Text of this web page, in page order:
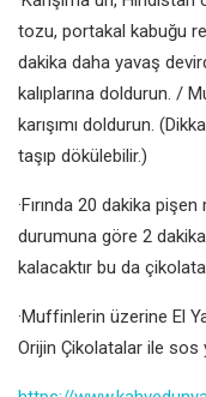
tozu, portakal kabuğu
dakika daha yavaş
kalıplarına doldurun. /
karışımı doldurun.
taşıp dökülebilir.)
·Fırında 20 dakika
durumuna göre 2
kalacaktır bu da
·Muffinlerin üzerine El
Orijin Çikolatalar ile sos